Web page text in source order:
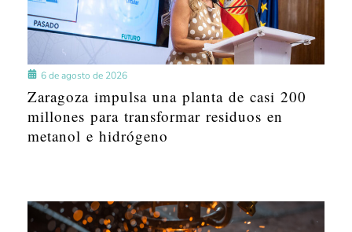
6 de agosto de 2026
Zaragoza impulsa una planta de casi 200
millones para transformar residuos en
metanol e hidrógeno